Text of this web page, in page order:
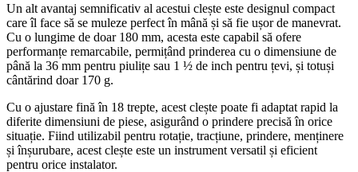
Un alt avantaj semnificativ al acestui clește este designul compact
care îl face să se muleze perfect în mână și să fie ușor de manevrat.
Cu o lungime de doar 180 mm, acesta este capabil să ofere
performanțe remarcabile, permițând prinderea cu o dimensiune de
până la 36 mm pentru piulițe sau 1 ½ de inch pentru țevi, și totuși
cântărind doar 170 g.
Cu o ajustare fină în 18 trepte, acest clește poate fi adaptat rapid la
diferite dimensiuni de piese, asigurând o prindere precisă în orice
situație. Fiind utilizabil pentru rotație, tracțiune, prindere, menținere
și înșurubare, acest clește este un instrument versatil și eficient
pentru orice instalator.